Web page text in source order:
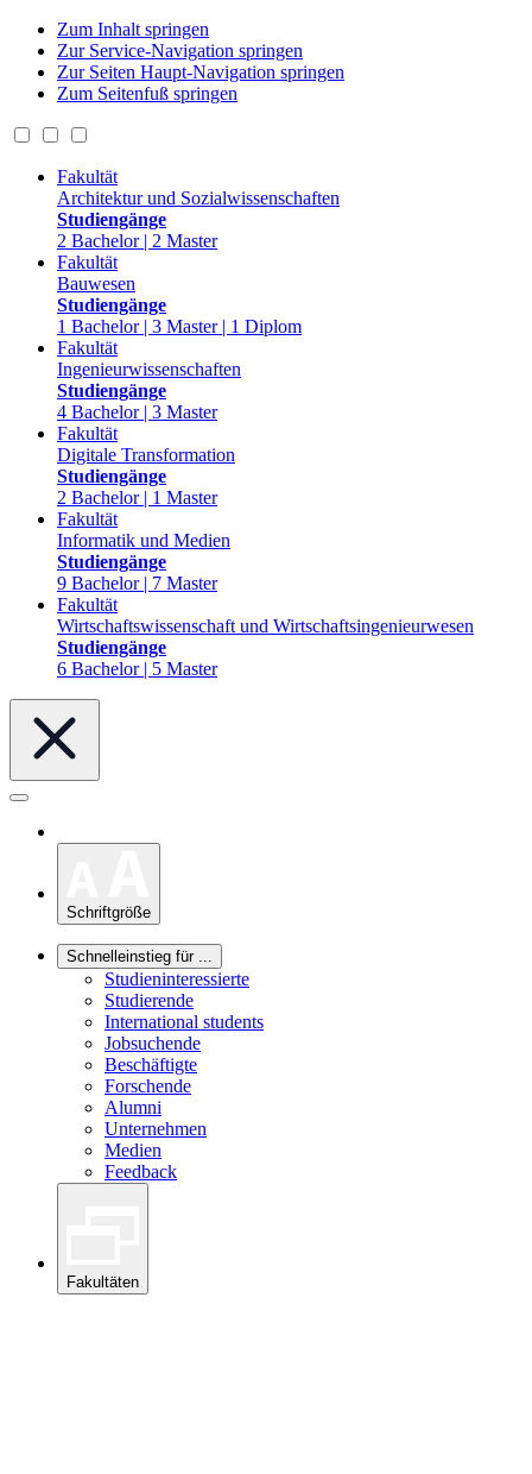
Zum Inhalt springen
Zur Service-Navigation springen
Zur Seiten Haupt-Navigation springen
Zum Seitenfuß springen
Fakultät
Architektur und Sozialwissenschaften
Studiengänge
2 Bachelor | 2 Master
Fakultät
Bauwesen
Studiengänge
1 Bachelor | 3 Master | 1 Diplom
Fakultät
Ingenieurwissenschaften
Studiengänge
4 Bachelor | 3 Master
Fakultät
Digitale Transformation
Studiengänge
2 Bachelor | 1 Master
Fakultät
Informatik und Medien
Studiengänge
9 Bachelor | 7 Master
Fakultät
Wirtschaftswissenschaft und Wirtschaftsingenieurwesen
Studiengänge
6 Bachelor | 5 Master
Schriftgröße
Schnelleinstieg für ...
Studieninteressierte
Studierende
International students
Jobsuchende
Beschäftigte
Forschende
Alumni
Unternehmen
Medien
Feedback
Fakultäten